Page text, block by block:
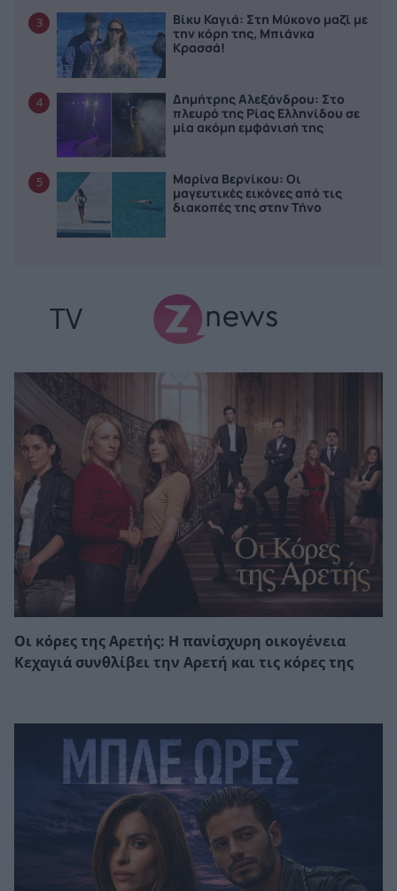
3
Βίκυ Καγιά: Στη Μύκονο μαζί με
την κόρη της, Μπιάνκα
Κρασσά!
4
Δημήτρης Αλεξάνδρου: Στο
πλευρό της Ρίας Ελληνίδου σε
μία ακόμη εμφάνισή της
5
Μαρίνα Βερνίκου: Οι
μαγευτικές εικόνες από τις
διακοπές της στην Τήνο
TV
Οι κόρες της Αρετής: Η πανίσχυρη οικογένεια
Κεχαγιά συνθλίβει την Αρετή και τις κόρες της